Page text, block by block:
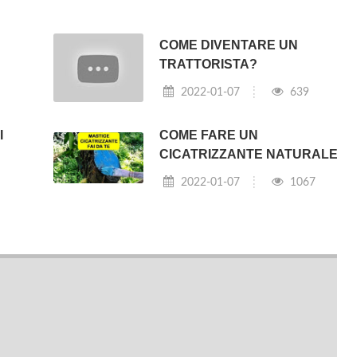
COME DIVENTARE UN
TRATTORISTA?
2022-01-07 639
COME FARE UN
CICATRIZZANTE
2022-01-07 1067